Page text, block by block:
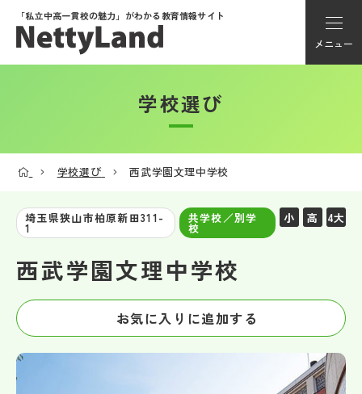
「私立中高一貫校の魅力」がわかる教育情報サイト
メニュー
アカウント登録
学校選び
私学探検隊
学校選び
学校選び 西武学園文理中学校
埼玉県狭山市柏原新田311-
1
共学校／別学
校
小 高 4大
西武学園文理中学校
お気に入りに追加する